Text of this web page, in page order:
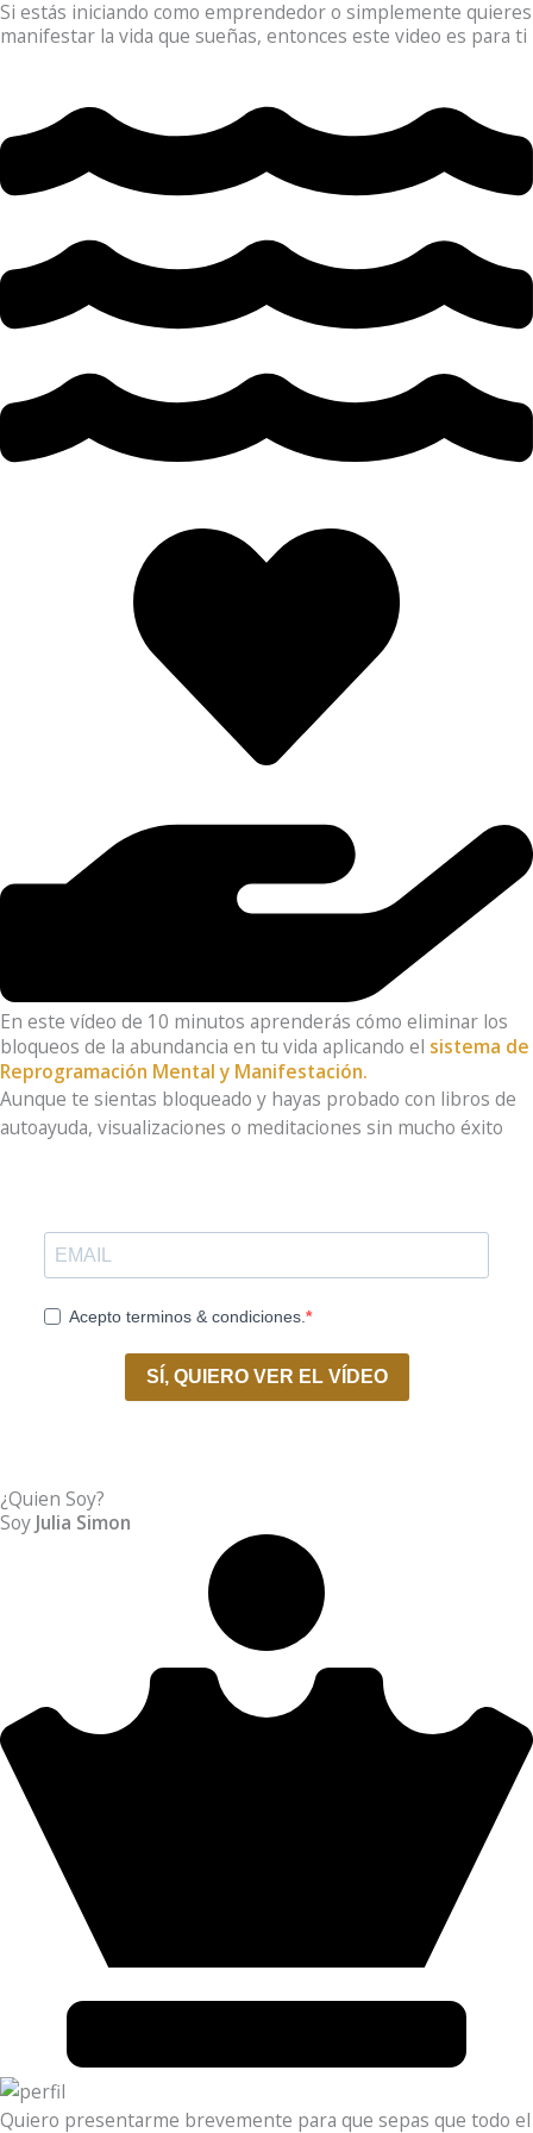
Si estás iniciando como emprendedor o simplemente quieres
manifestar la vida que sueñas, entonces este video es para ti
En este vídeo de 10 minutos aprenderás cómo eliminar los
bloqueos de la abundancia en tu vida aplicando el sistema de
Reprogramación Mental y Manifestación.
Aunque te sientas bloqueado y hayas probado con libros de
autoayuda, visualizaciones o meditaciones sin mucho éxito
Acepto terminos & condiciones.
SÍ, QUIERO VER EL VÍDEO
¿Quien Soy?
Soy Julia Simon
Quiero presentarme brevemente para que sepas que todo el